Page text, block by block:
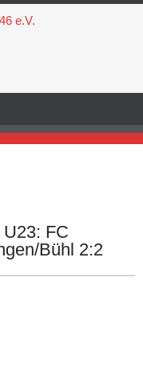
FC
Bühl 2:2